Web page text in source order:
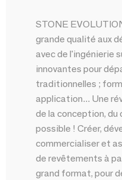
STONE
grande qualité aux
avec de l'ingénierie
innovantes pour
traditionnelles ;
application... Une
de la conception, du
possible ! Créer,
commercialiser et
de revêtements à
grand format, pour